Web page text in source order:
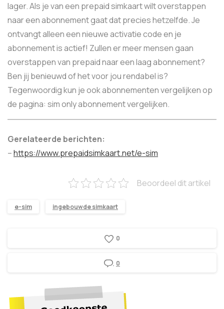
lager. Als je van een prepaid simkaart wilt overstappen
naar een abonnement gaat dat precies hetzelfde. Je
ontvangt alleen een nieuwe activatie code en je
abonnement is actief! Zullen er meer mensen gaan
overstappen van prepaid naar een laag abonnement?
Ben jij benieuwd of het voor jou rendabel is?
Tegenwoordig kun je ook abonnementen vergelijken op
de pagina: sim only abonnement vergelijken.
Gerelateerde berichten:
–https://www.prepaidsimkaart.net/e-sim
Beoordeel dit artikel
e-sim ingebouwde simkaart
0
0